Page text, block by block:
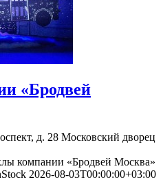
«Бродвей
д. 28 Московский дворец
компании «Бродвей Москва»
2026-08-03T00:00:00+03:00